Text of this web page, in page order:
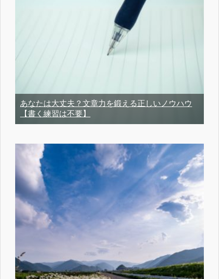
あなたは大丈夫？文章力を鍛える正しいノウハウ
【書く練習は不要】